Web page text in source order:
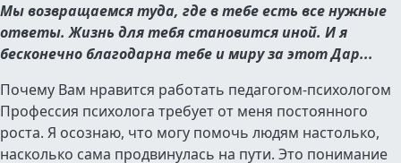
Мы возвращаемся туда, где в тебе есть все нужные
ответы. Жизнь для тебя становится иной. И я
бесконечно благодарна тебе и миру за этот Дар...
Почему Вам нравится работать педагогом-психологом
Профессия психолога требует от меня постоянного
роста. Я осознаю, что могу помочь людям настолько,
насколько сама продвинулась на пути. Это понимание